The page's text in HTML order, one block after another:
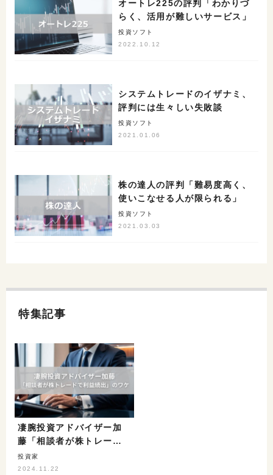
オートレ225の評判「わかりづ
らく、活用が難しいサービス」
投資ソフト
2022.10.12
システムトレードのイザナミ、
評判には生々しい失敗談
投資ソフト
2021.01.06
株の達人の評判「難易度高く、
使いこなせる人が限られる」
投資ソフト
2021.03.03
特集記事
凄腕投資アドバイザー加
藤「相談者が株トレード
で利益続出」のワケ
投資家
2024.11.22